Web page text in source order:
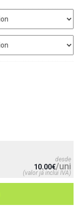
desde
10.00€/uni
(valor já inclui IVA)